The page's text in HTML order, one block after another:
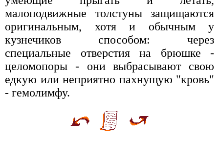
малоподвижные толстуны защищаются
оригинальным, хотя и обычным у
кузнечиков способом: через
специальные отверстия на брюшке -
целомопоры - они выбрасывают свою
едкую или неприятно пахнущую "кровь"
- гемолимфу.